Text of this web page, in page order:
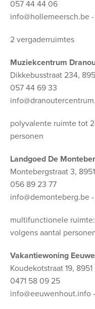
057 44 44 06
info@hollemeersch.be -
2 vergaderruimtes
Muziekcentrum
Dikkebusstraat 234,
057 44 69 33
polyvalente ruimte tot
personen
Landgoed De
Montebergstraat 3,
056 89 23 77
info@demonteberg.be -
multifunctionele
volgens aantal
Vakantiewoning
Koudekotstraat 19,
0471 58 09 25
info@eeuwenhout.info -